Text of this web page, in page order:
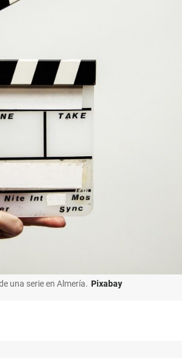
una serie en Almería. Pixabay